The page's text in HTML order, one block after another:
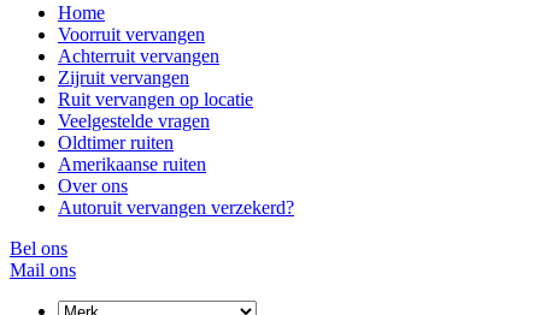
Home
Voorruit vervangen
Achterruit vervangen
Zijruit vervangen
Ruit vervangen op locatie
Veelgestelde vragen
Oldtimer ruiten
Amerikaanse ruiten
Over ons
Autoruit vervangen verzekerd?
Bel ons
Mail ons